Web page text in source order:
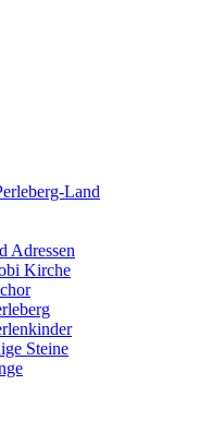
Land
Adressen
Kirche
Steine